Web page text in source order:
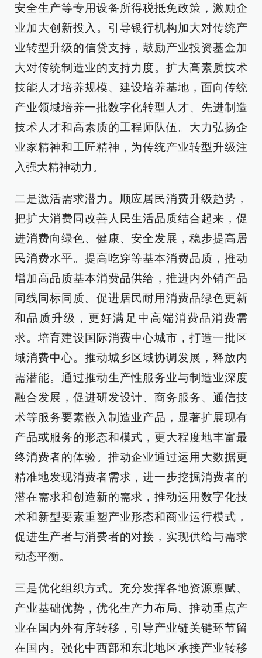
安全生产等专用设备所得税抵免政策，激励企
业加大创新投入。引导银行机构加大对传统产
业转型升级的信贷支持，鼓励产业投资基金加
大对传统制造业的支持力度。扩大高素质技术
技能人才培养规模、建设培养基地，面向传统
产业领域培养一批数字化转型人才、先进制造
技术人才和高素质的工程师队伍。大力弘扬企
业家精神和工匠精神，为传统产业转型升级注
入强大精神动力。
二是激活需求潜力。顺应居民消费升级趋势，
把扩大消费同改善人民生活品质结合起来，促
进消费向绿色、健康、安全发展，稳步提高居
民消费水平。提高吃穿等基本消费品质，推动
增加高品质基本消费品供给，推进内外销产品
同线同标同质。促进居民耐用消费品绿色更新
和品质升级，更好满足中高端消费品消费需
求。培育建设国际消费中心城市，打造一批区
域消费中心。推动城乡区域协调发展，释放内
需潜能。通过推动生产性服务业与制造业深度
融合发展，促进研发设计、商务服务、通信技
术等服务要素嵌入制造业产品，显著扩展现有
产品或服务的形态和模式，更大程度地丰富最
终消费者的体验。推动企业通过运用大数据更
精准地发现消费者需求，进一步挖掘消费者的
潜在需求和创造新的需求，推动运用数字化技
术和新型要素重塑产业形态和商业运行模式，
促进生产者与消费者的对接，实现供给与需求
动态平衡。
三是优化组织方式。充分发挥各地资源禀赋、
产业基础优势，优化生产力布局。推动重点产
业在国内外有序转移，引导产业链关键环节留
在国内。强化中西部和东北地区承接产业转移